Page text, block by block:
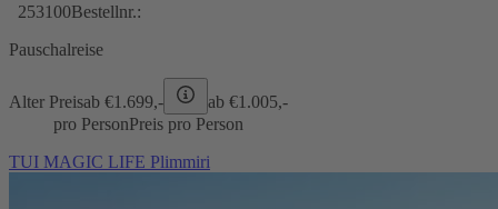
253100Bestellnr.:
Pauschalreise
Alter Preisab €1.699,- ab €1.005,-
pro PersonPreis pro Person
TUI MAGIC LIFE Plimmiri